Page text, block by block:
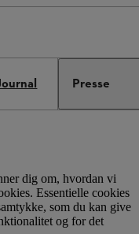
Presse
dig om, hvordan vi
Essentielle cookies
som du kan give
og for det